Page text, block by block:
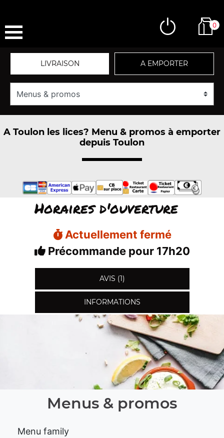
0
LIVRAISON A EMPORTER
A Toulon les lices? Menu & promos à emporter
depuis Toulon
Horaires d'ouverture
Actuellement fermé
Précommande pour 17h20
AVIS (1)
INFORMATIONS
Menus & promos
Menu family